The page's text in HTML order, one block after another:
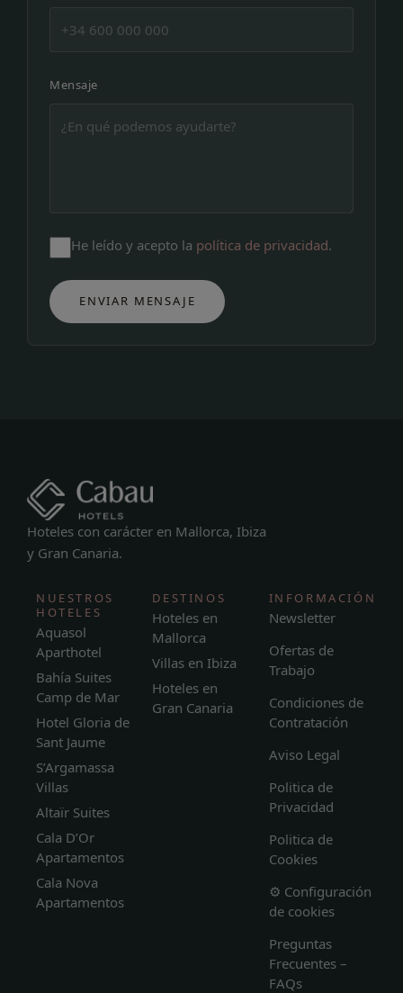
Mensaje
He leído y acepto la política de privacidad.
ENVIAR MENSAJE
Hoteles con carácter en Mallorca, Ibiza
y Gran Canaria.
NUESTROS
HOTELES
Aquasol
Aparthotel
Bahía Suites
Camp de Mar
Hotel Gloria de
Sant Jaume
S’Argamassa
Villas
Altaïr Suites
Cala D’Or
Apartamentos
Cala Nova
Apartamentos
DESTINOS
Hoteles en
Mallorca
Villas en Ibiza
Hoteles en
Gran Canaria
INFORMACIÓN
Newsletter
Ofertas de
Trabajo
Condiciones de
Contratación
Aviso Legal
Politica de
Privacidad
Politica de
Cookies
⚙️ Configuración
de cookies
Preguntas
Frecuentes –
FAQs